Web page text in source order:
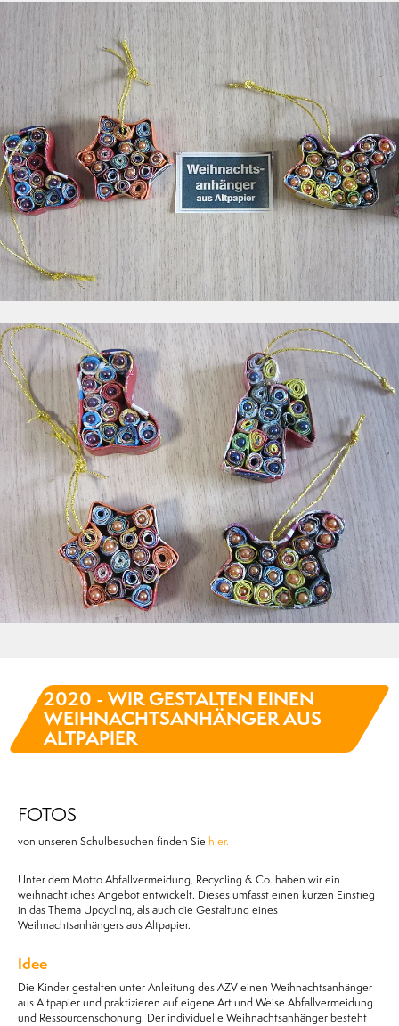
2020 - WIR GESTALTEN EINEN
WEIHNACHTSANHÄNGER AUS
ALTPAPIER
FOTOS
von unseren Schulbesuchen finden Sie hier.
Unter dem Motto Abfallvermeidung, Recycling & Co. haben wir ein
weihnachtliches Angebot entwickelt. Dieses umfasst einen kurzen Einstieg
in das Thema Upcycling, als auch die Gestaltung eines
Weihnachtsanhängers aus Altpapier.
Idee
Die Kinder gestalten unter Anleitung des AZV einen Weihnachtsanhänger
aus Altpapier und praktizieren auf eigene Art und Weise Abfallvermeidung
und Ressourcenschonung. Der individuelle Weihnachtsanhänger besteht